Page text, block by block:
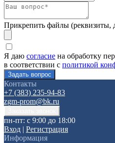
Прикрепить файлы (реквизиты,
Я даю согласие на обработку
в соответствии с политикой
Контакты
+7 (383) 235-94-83
zgm-prom@bk.ru
пн-пт: с 9:00 до 18:00
Вход | Регистрация
Информация